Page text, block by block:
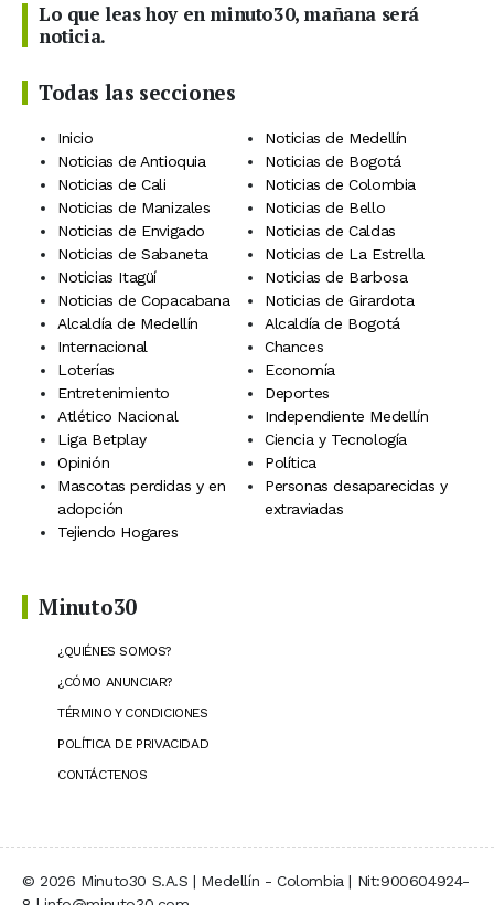
Lo que leas hoy en minuto30, mañana será
noticia.
Todas las secciones
Inicio
Noticias de Medellín
Noticias de Antioquia
Noticias de Bogotá
Noticias de Cali
Noticias de Colombia
Noticias de Manizales
Noticias de Bello
Noticias de Envigado
Noticias de Caldas
Noticias de Sabaneta
Noticias de La Estrella
Noticias Itagüí
Noticias de Barbosa
Noticias de Copacabana
Noticias de Girardota
Alcaldía de Medellín
Alcaldía de Bogotá
Internacional
Chances
Loterías
Economía
Entretenimiento
Deportes
Atlético Nacional
Independiente Medellín
Liga Betplay
Ciencia y Tecnología
Opinión
Política
Mascotas perdidas y en
adopción
Personas desaparecidas y
extraviadas
Tejiendo Hogares
Minuto30
¿QUIÉNES SOMOS?
¿CÓMO ANUNCIAR?
TÉRMINO Y CONDICIONES
POLÍTICA DE PRIVACIDAD
CONTÁCTENOS
© 2026 Minuto30 S.A.S | Medellín - Colombia | Nit:900604924-